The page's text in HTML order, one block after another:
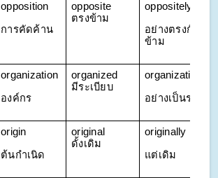
opposition
การคัดค้าน
opposite
ตรงข้าม
oppositely
อย่างตรงกัน
ข้าม
organization
องค์กร
organized
มีระเบียบ
organizationally
อย่างเป็นระบบ
origin
ต้นกำเนิด
original
ดั้งเดิม
originally
แต่เดิม